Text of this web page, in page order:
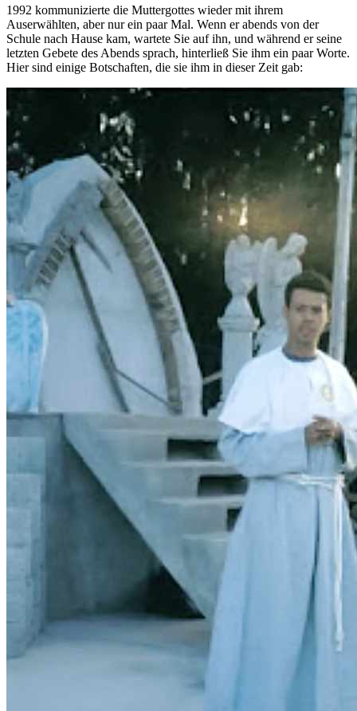
1992 kommunizierte die Muttergottes wieder mit ihrem
Auserwählten, aber nur ein paar Mal. Wenn er abends von der
Schule nach Hause kam, wartete Sie auf ihn, und während er seine
letzten Gebete des Abends sprach, hinterließ Sie ihm ein paar Worte.
Hier sind einige Botschaften, die sie ihm in dieser Zeit gab: